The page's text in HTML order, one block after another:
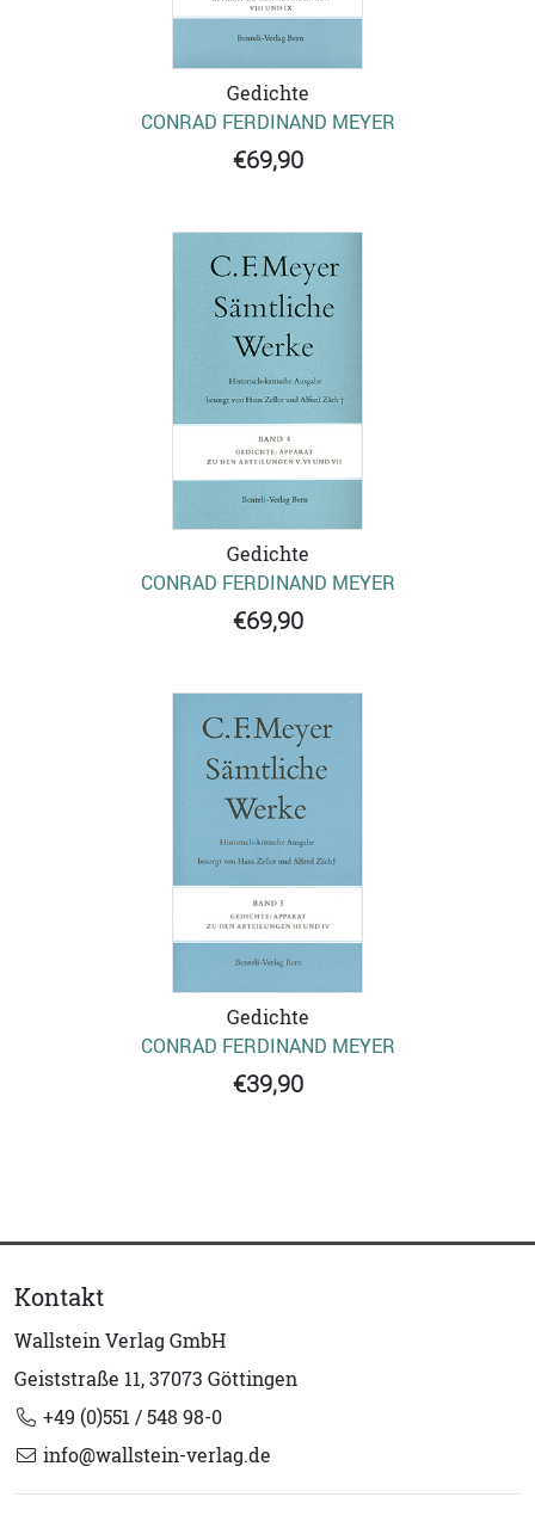
Gedichte
CONRAD FERDINAND MEYER
€69,90
Gedichte
CONRAD FERDINAND MEYER
€69,90
Gedichte
CONRAD FERDINAND MEYER
€39,90
Kontakt
Wallstein Verlag GmbH
Geiststraße 11, 37073 Göttingen
+49 (0)551 / 548 98-0
info@wallstein-verlag.de